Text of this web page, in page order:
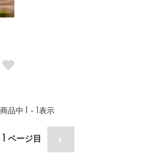
商品中 1 - 1 表示
ページ目